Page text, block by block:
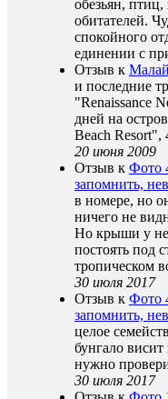
обезьян,
обитателей.
спокойного
единении с
Отзыв к
и последние
"Renaissance
дней на
Beach
20 июня 2009
Отзыв к Фото
запомнить,
в номере, но
ничего не
Но крыши у
постоять под
тропическом
30 июля 2017
Отзыв к Фото
запомнить,
целое
бунгало
нужно
30 июля 2017